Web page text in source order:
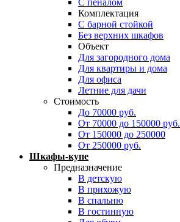
С пеналом
Комплектация
C барной стойкой
Без верхних шкафов
Объект
Для загородного дома
Для квартиры и дома
Для офиса
Летние для дачи
Стоимость
До 70000 руб.
От 70000 до 150000 руб.
От 150000 до 250000
От 250000 руб.
Шкафы-купе
Предназначение
В детскую
В прихожую
В спальню
В гостинную